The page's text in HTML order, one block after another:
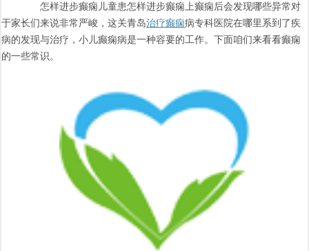
怎样进步癫痫儿童患怎样进步癫痫上癫痫后会发现哪些异常对
于家长们来说非常严峻，这关青岛治疗癫痫病专科医院在哪里系到了疾
病的发现与治疗，小儿癫痫病是一种容要的工作。下面咱们来看看癫痫
的一些常识。